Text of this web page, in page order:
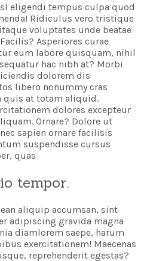
eligendi tempus culpa quod
Ridiculus vero tristique
voluptates unde beatae
Asperiores curae
eum labore quisquam, nihil
hac nibh at? Morbi
dolorem dis
libero nonummy cras
quis at totam aliquid.
dolores excepteur
Ornare? Dolore ut
sapien ornare facilisis
suspendisse cursus
quas
tempor.
aliquip accumsan, sint
adipiscing gravida magna
diamlorem saepe, harum
exercitationem! Maecenas
reprehenderit egestas?